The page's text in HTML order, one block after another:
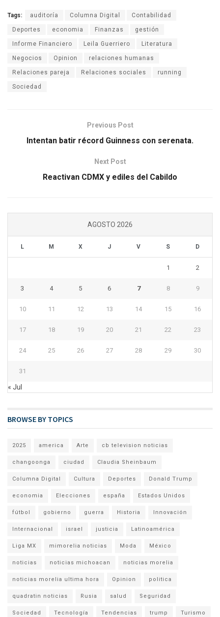
Tags: auditoría Columna Digital Contabilidad
Deportes economia Finanzas gestión
Informe Financiero Leila Guerriero Literatura
Negocios Opinion relaciones humanas
Relaciones pareja Relaciones sociales running
Sociedad
Previous Post
Intentan batir récord Guinness con serenata.
Next Post
Reactivan CDMX y ediles del Cabildo
AGOSTO 2026
L M X J V S D
1 2
3 4 5 6 7 8 9
10 11 12 13 14 15 16
17 18 19 20 21 22 23
24 25 26 27 28 29 30
31
« Jul
BROWSE BY TOPICS
2025 america Arte cb television noticias
changoonga ciudad Claudia Sheinbaum
Columna Digital Cultura Deportes Donald Trump
economia Elecciones españa Estados Unidos
fútbol gobierno guerra Historia Innovación
Internacional israel justicia Latinoamérica
Liga MX mimorelia noticias Moda México
noticias noticias michoacan noticias morelia
noticias morelia ultima hora Opinion politica
quadratin noticias Rusia salud Seguridad
Sociedad Tecnología Tendencias trump Turismo